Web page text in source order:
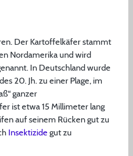
Der Kartoffelkäfer stammt
Nordamerika und wird
In Deutschland wurde
20. Jh. zu einer Plage, im
ganzer
ist etwa 15 Millimeter lang
auf seinem Rücken gut zu
Insektizide gut zu